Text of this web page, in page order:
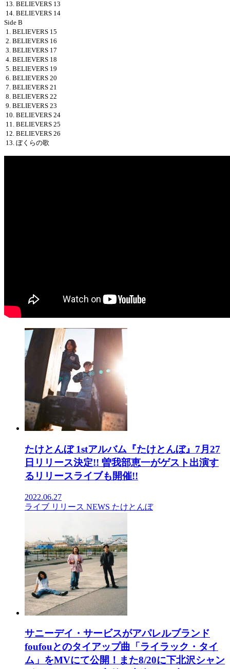
13. BELIEVERS 13
14. BELIEVERS 14
Side B
1. BELIEVERS 15
2. BELIEVERS 16
3. BELIEVERS 17
4. BELIEVERS 18
5. BELIEVERS 19
6. BELIEVERS 20
7. BELIEVERS 21
8. BELIEVERS 22
9. BELIEVERS 23
10. BELIEVERS 24
11. BELIEVERS 25
12. BELIEVERS 26
13. ぼくらの歌
たけとんぼ 1stアルバム『たけとんぼ』7月27
日リリース決定!! 曽我部恵一がゲスト出演す
るリリースライブも開催!!
2022.06.27
ライブ リリース NEWS たけとんぼ
サニーデイ・サービスがアパレルブランド
foufouとのタイアップ曲「ライラック・タイ
ム」をMVにて公開！また8/20に下北沢シャン